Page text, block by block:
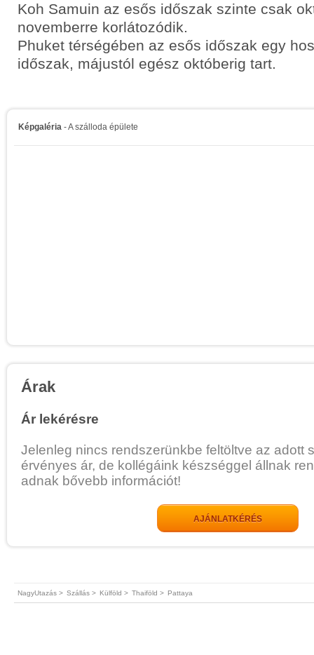
Koh Samuin az esős időszak szinte csak
novemberre korlátozódik.
Phuket térségében az esős időszak egy
időszak, májustól egész októberig tart.
Képgaléria - A szálloda épülete
Árak
Ár lekérésre
Jelenleg nincs rendszerünkbe feltöltve az adott
érvényes ár, de kollégáink készséggel állnak
adnak bővebb információt!
AJÁNLATKÉRÉS
NagyUtazás > Szállás > Külföld > Thaiföld > Pattaya